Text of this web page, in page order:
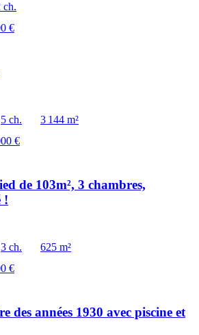
ch.
€
5 ch.
3 144 m²
€
de 103m², 3 chambres,
!
3 ch.
625 m²
€
des années 1930 avec piscine et